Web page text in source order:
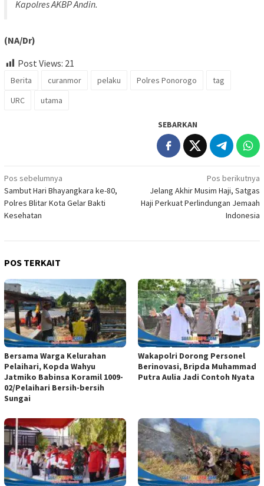
Kapolres AKBP Andin.
(NA/Dr)
Post Views: 21
Berita curanmor pelaku Polres Ponorogo
tag
URC
utama
SEBARKAN
Navigasi
pos
Pos sebelumnya
Sambut Hari Bhayangkara ke-80,
Polres Blitar Kota Gelar Bakti
Kesehatan
Pos berikutnya
Jelang Akhir Musim Haji, Satgas
Haji Perkuat Perlindungan Jemaah
Indonesia
POS TERKAIT
Bersama Warga Kelurahan
Pelaihari, Kopda Wahyu
Jatmiko Babinsa Koramil 1009-
02/Pelaihari Bersih-bersih
Sungai
Wakapolri Dorong Personel
Berinovasi, Bripda Muhammad
Putra Aulia Jadi Contoh Nyata